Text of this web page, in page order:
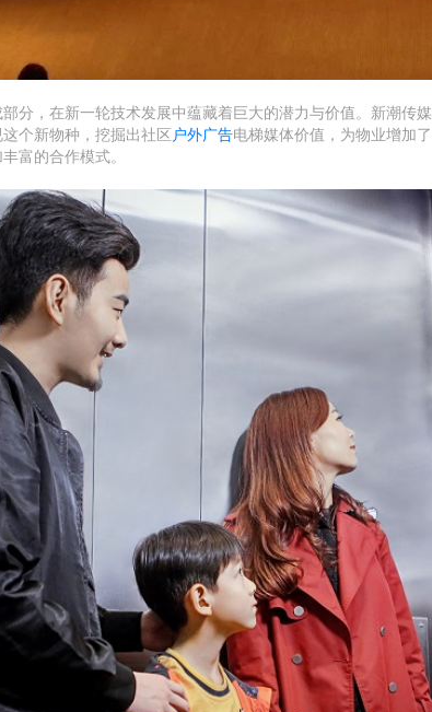
分，在新一轮技术发展中蕴藏着巨大的潜力与价值。新潮传
个新物种，挖掘出社区 户外广告电梯媒体价值，为物业增加
富的合作模式。